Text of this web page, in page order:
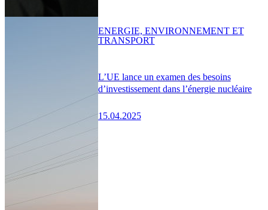
L’UE lance un examen des besoins
d’investissement dans l’énergie nucléaire
15.04.2025
ENERGIE, ENVIRONNEMENT ET
TRANSPORT